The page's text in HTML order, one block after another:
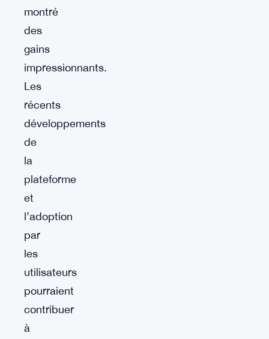
montré
des
gains
impressionnants.
Les
récents
développements
de
la
plateforme
et
l’adoption
par
les
utilisateurs
pourraient
contribuer
à